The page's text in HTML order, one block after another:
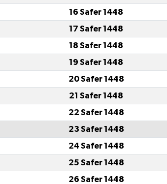
16 Safer 1448
17 Safer 1448
18 Safer 1448
19 Safer 1448
20 Safer 1448
21 Safer 1448
22 Safer 1448
23 Safer 1448
24 Safer 1448
25 Safer 1448
26 Safer 1448